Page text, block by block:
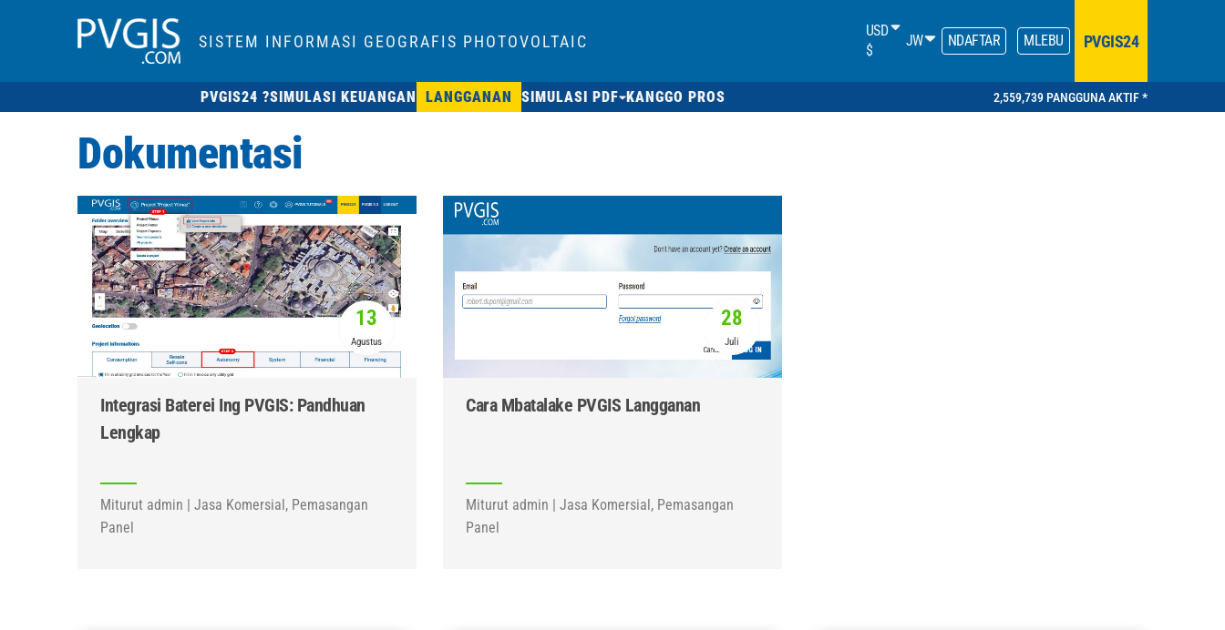
SISTEM INFORMASI GEOGRAFIS PHOTOVOLTAIC
USD
$
JW NDAFTAR MLEBU PVGIS24
PVGIS24 ?SIMULASI KEUANGAN LANGGANAN SIMULASI PDF KANGGO PROS 2,559,739 PANGGUNA AKTIF *
Dokumentasi
13
Agustus
Integrasi Baterei Ing PVGIS: Pandhuan
Lengkap
Miturut admin | Jasa Komersial, Pemasangan
Panel
28
Juli
Cara Mbatalake PVGIS Langganan
Miturut admin | Jasa Komersial, Pemasangan
Panel